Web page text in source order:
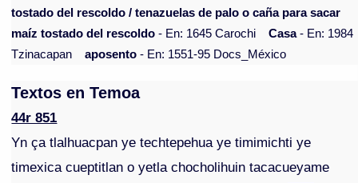
tostado del rescoldo / tenazuelas de palo o caña para sacar
maíz tostado del rescoldo - En: 1645 Carochi Casa- En: 1984
Tzinacapan
aposento - En: 1551-95 Docs_México
Textos en Temoa
44r 851
Yn ça tlalhuacpan ye techtepehua ye timimichti ye
timexica cueptitlan o yetla chocholihuin tacacueyame